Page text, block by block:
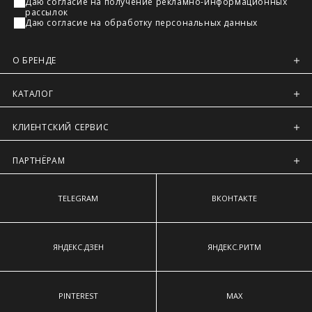
рассылок
Даю согласие на обработку персональных данных
О БРЕНДЕ
КАТАЛОГ
КЛИЕНТСКИЙ СЕРВИС
ПАРТНЁРАМ
TELEGRAM ВКОНТАКТЕ
ЯНДЕКС.ДЗЕН ЯНДЕКС.РИТМ
PINTEREST MAX
Регионы России, Московская обл., Ленинградская обл.
Предварительно на сайте через платежную систему